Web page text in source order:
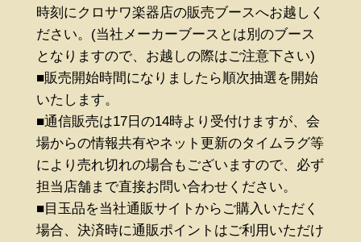
時刻にクロサワ楽器店の販売ブースへお越しく
ださい。(当社メーカーブースとは別のブース
となりますので、お越しの際はご注意下さい)
■販売開始時間になりましたら順次抽選を開始
いたします。
■通信販売は17日の14時より受付けますが、会
場からの情報共有やネット更新のタイムラグ等
により売れ切れの場合もございますので、必ず
担当店舗まで直接お問い合わせください。
■目玉品を当社通販サイトからご購入いただく
場合、決済時に通販ポイントはご利用いただけ